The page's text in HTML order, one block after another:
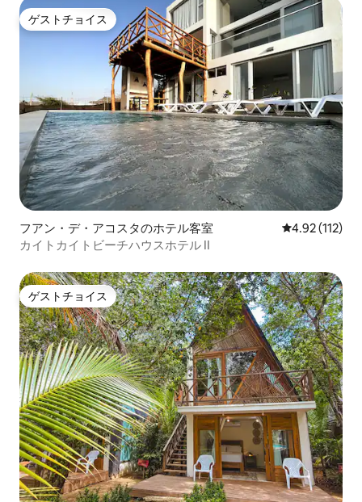
ゲストチョイス
ゲストチョイス
フアン・デ・アコスタのホテル客室 レビュー112
4.92 (112)
カイトカイトビーチハウスホテル II
ゲストチョイス
ゲストチョイス